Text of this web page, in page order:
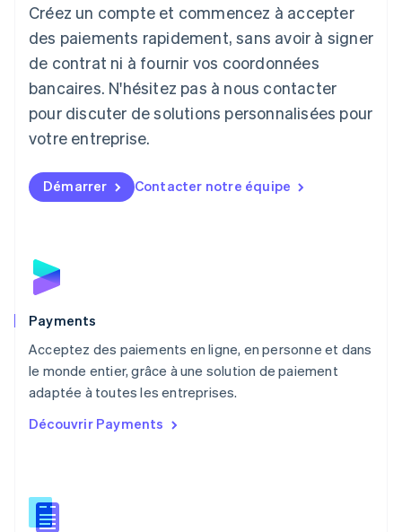
Créez un compte et commencez à accepter
des paiements rapidement, sans avoir à signer
de contrat ni à fournir vos coordonnées
bancaires. N'hésitez pas à nous contacter
pour discuter de solutions personnalisées pour
votre entreprise.
Démarrer Contacter notre équipe
Payments
Acceptez des paiements en ligne, en personne et dans
le monde entier, grâce à une solution de paiement
adaptée à toutes les entreprises.
Découvrir Payments
Lettonie
English
Liechtenstein
DeutschEnglish
Lituanie
Luxembourg
FrançaisDeutschEnglish
English简体中文
Malte
Norvège
English
English
NederlandsEnglish
Pologne
English
PortuguêsEnglish
English
Roumanie